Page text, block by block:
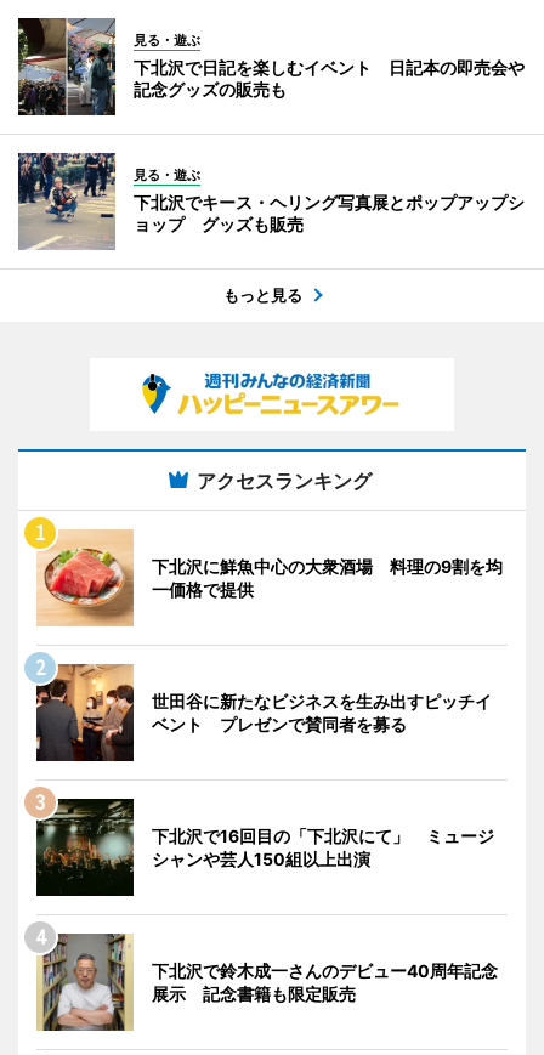
見る・遊ぶ
下北沢で日記を楽しむイベント 日記本の即売会や
記念グッズの販売も
見る・遊ぶ
下北沢でキース・ヘリング写真展とポップアップシ
ョップ グッズも販売
もっと見る
アクセスランキング
下北沢に鮮魚中心の大衆酒場 料理の9割を均
一価格で提供
世田谷に新たなビジネスを生み出すピッチイ
ベント プレゼンで賛同者を募る
下北沢で16回目の「下北沢にて」 ミュージ
シャンや芸人150組以上出演
下北沢で鈴木成一さんのデビュー40周年記念
展示 記念書籍も限定販売